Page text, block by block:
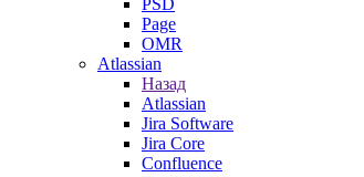
PSD
Page
OMR
Atlassian
Назад
Atlassian
Jira Software
Jira Core
Confluence